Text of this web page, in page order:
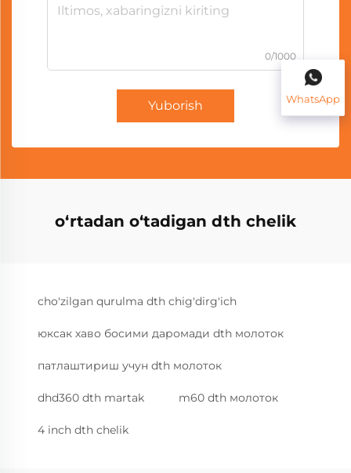
0/1000
Yuborish
o‘rtadan o‘tadigan dth chelik
cho'zilgan qurulma dth chig'dirg'ich
юксак хаво босими даромади dth молоток
патлаштириш учун dth молоток
dhd360 dth martak m60 dth молоток
4 inch dth chelik
WhatsApp